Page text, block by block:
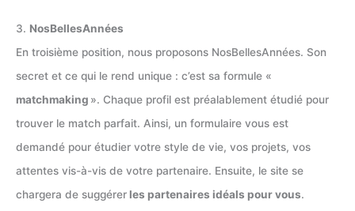
3. NosBellesAnnées
En troisième position, nous proposons NosBellesAnnées. Son
secret et ce qui le rend unique : c’est sa formule «
matchmaking ». Chaque profil est préalablement étudié pour
trouver le match parfait. Ainsi, un formulaire vous est
demandé pour étudier votre style de vie, vos projets, vos
attentes vis-à-vis de votre partenaire. Ensuite, le site se
chargera de suggérer les partenaires idéals pour vous.